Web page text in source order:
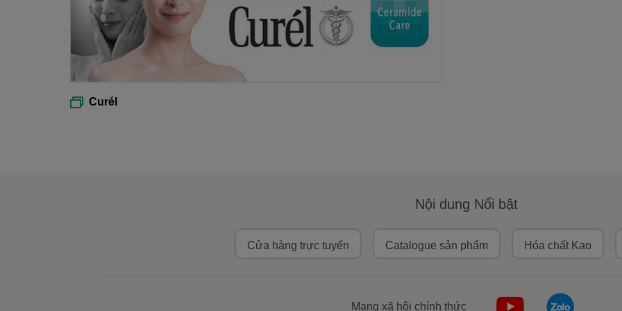
Curél
Nội dung Nổi bật
Cửa hàng trực tuyến Catalogue sản phẩm Hóa chất Kao
Mạng xã hội chính thức